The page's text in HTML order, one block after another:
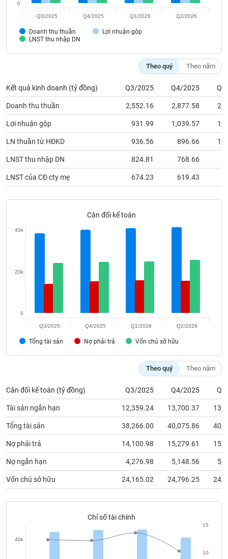
Doanh thu thuần
Lợi nhuận gộp
LNST thu nhập DN
0
Q3/2025 Q4/2025 Q1/2026 Q2/2026
Theo quý Theo năm
Kết quả kinh doanh (tỷ đồng) Q3/2025 Q4/2025
Doanh thu thuần 2,552.16 2,877.58
Lợi nhuận gộp 931.99 1,039.57
LN thuần từ HĐKD 936.56 896.66
LNST thu nhập DN 824.81 768.66
LNST của CĐ cty mẹ 674.23 619.43
Cân đối kế toán
Tổng tài sản Nợ phải trả Vốn chủ sỡ hữu
0
20k
40k
Q3/2025 Q4/2025 Q1/2026 Q2/2026
Theo quý Theo năm
Cân đối kế toán (tỷ đồng) Q3/2025 Q4/2025
Tài sản ngắn hạn 12,359.24 13,700.37
Tổng tài sản 38,266.00 40,075.86
Nợ phải trả 14,100.98 15,279.61
Nợ ngắn hạn 4,276.98 5,148.56
Vốn chủ sở hữu 24,165.02 24,796.25
Chỉ số tài chính
40k
10
15
Bài
của
tác
Báo
cáo
phân
tích
(-)
Thuật
ngữ
(-)
Dịch
Sách
cụ
đầu
tư
Truyền
thông
tài
chính
Dữ